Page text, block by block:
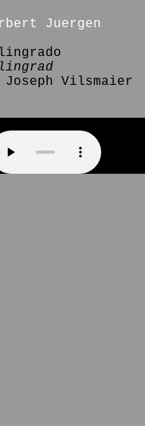
Juergen
Joseph Vilsmaier